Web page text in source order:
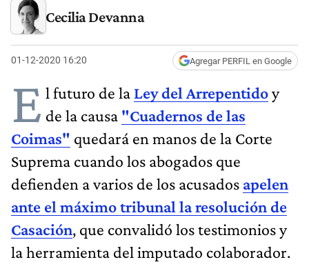
Cecilia Devanna
01-12-2020 16:20 Agregar PERFIL en Google
E l futuro de la Ley del Arrepentidoy
de la causa "Cuadernos de las
Coimas" quedará en manos de la Corte
Suprema cuando los abogados que
defienden a varios de los acusados apelen
ante el máximo tribunal la resolución de
Casación, que convalidó los testimonios y
la herramienta del imputado colaborador.